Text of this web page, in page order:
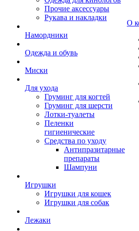
Прочие аксессуары
Рукава и накладки
Намордники
Одежда и обувь
Миски
Для ухода
Груминг для когтей
Груминг для шерсти
Лотки-туалеты
Пеленки
гигиенические
Средства по уходу
Антипразитарные
препараты
Шампуни
Игрушки
Игрушки для кошек
Игрушки для собак
Лежаки
О